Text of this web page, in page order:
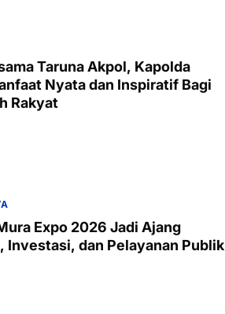
Taruna Akpol, Kapolda
Nyata dan Inspiratif Bagi
Rakyat
Expo 2026 Jadi Ajang
Investasi, dan Pelayanan Publik